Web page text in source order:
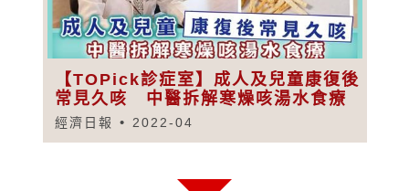
【TOPick診症室】成人及兒童康復後
常見久咳 中醫拆解寒燥咳湯水食療
經濟日報 2022-04